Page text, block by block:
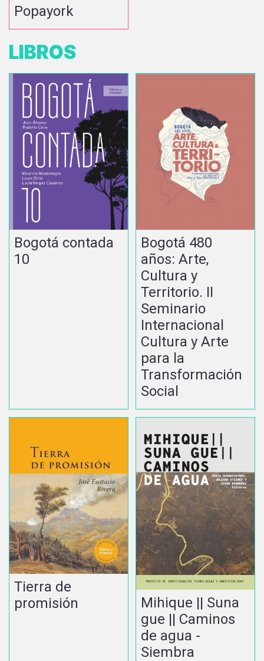
Popayork
LIBROS
Bogotá contada
10
Bogotá 480
años: Arte,
Cultura y
Territorio. II
Seminario
Internacional
Cultura y Arte
para la
Transformación
Social
Tierra de
promisión
Mihique || Suna
gue || Caminos
de agua -
Siembra